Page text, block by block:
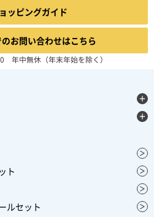
ッピングガイド
お問い合わせはこちら
年中無休（年末年始を除く）
ト
ルセット